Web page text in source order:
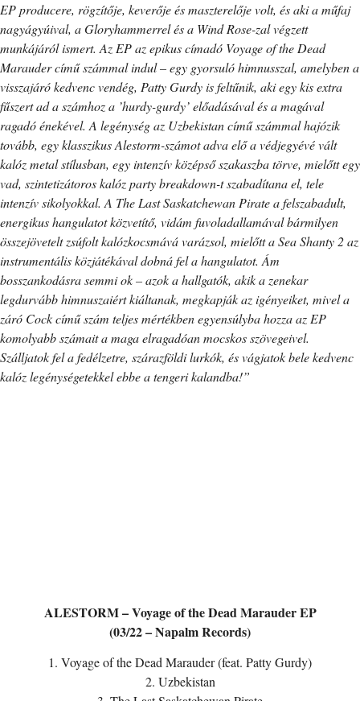
EP producere, rögzítője, keverője és maszterelője volt, és aki a műfaj
nagyágyúival, a Gloryhammerrel és a Wind Rose-zal végzett
munkájáról ismert. Az EP az epikus címadó Voyage of the Dead
Marauder című számmal indul – egy gyorsuló himnusszal, amelyben a
visszajáró kedvenc vendég, Patty Gurdy is feltűnik, aki egy kis extra
fűszert ad a számhoz a ’hurdy-gurdy’ előadásával és a magával
ragadó énekével. A legénység az Uzbekistan című számmal hajózik
tovább, egy klasszikus Alestorm-számot adva elő a védjegyévé vált
kalóz metal stílusban, egy intenzív középső szakaszba törve, mielőtt egy
vad, szintetizátoros kalóz party breakdown-t szabadítana el, tele
intenzív sikolyokkal. A The Last Saskatchewan Pirate a felszabadult,
energikus hangulatot közvetítő, vidám fuvoladallamával bármilyen
összejövetelt zsúfolt kalózkocsmává varázsol, mielőtt a Sea Shanty 2 az
instrumentális közjátékával dobná fel a hangulatot. Ám
bosszankodásra semmi ok – azok a hallgatók, akik a zenekar
legdurvább himnuszaiért kiáltanak, megkapják az igényeiket, mivel a
záró Cock című szám teljes mértékben egyensúlyba hozza az EP
komolyabb számait a maga elragadóan mocskos szövegeivel.
Szálljatok fel a fedélzetre, szárazföldi lurkók, és vágjatok bele kedvenc
kalóz legénységetekkel ebbe a tengeri kalandba!”
ALESTORM – Voyage of the Dead Marauder EP
(03/22 – Napalm Records)
1. Voyage of the Dead Marauder (feat. Patty Gurdy)
2. Uzbekistan